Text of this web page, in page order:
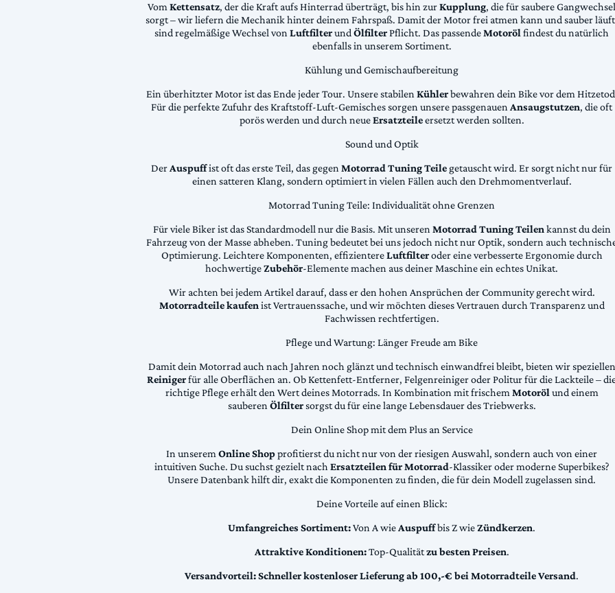
VomKettensatz, der die Kraft aufs Hinterrad überträgt, bis hin zurKupplung, die für saubere Gangwechsel
sorgt – wir liefern die Mechanik hinter deinem Fahrspaß. Damit der Motor frei atmen kann und sauber
sind regelmäßige Wechsel vonLuftfilterundÖlfilterPflicht. Das passendeMotorölfindest du natürlich
ebenfalls in unserem Sortiment.
Kühlung und Gemischaufbereitung
Ein überhitzter Motor ist das Ende jeder Tour. Unsere stabilenKühlerbewahren dein Bike vor dem
Für die perfekte Zufuhr des Kraftstoff-Luft-Gemisches sorgen unsere passgenauenAnsaugstutzen, die oft
porös werden und durch neueErsatzteileersetzt werden sollten.
Sound und Optik
DerAuspuffist oft das erste Teil, das gegenMotorrad Tuning Teile getauscht wird. Er sorgt nicht nur für
einen satteren Klang, sondern optimiert in vielen Fällen auch den Drehmomentverlauf.
Motorrad Tuning Teile: Individualität ohne Grenzen
Für viele Biker ist das Standardmodell nur die Basis. Mit unserenMotorrad Tuning Teilenkannst du dein
Fahrzeug von der Masse abheben. Tuning bedeutet bei uns jedoch nicht nur Optik, sondern auch
Optimierung. Leichtere Komponenten, effizientereLuftfilteroder eine verbesserte Ergonomie durch
hochwertigeZubehör-Elemente machen aus deiner Maschine ein echtes Unikat.
Wir achten bei jedem Artikel darauf, dass er den hohen Ansprüchen der Community gerecht wird.
Motorradteile kaufenist Vertrauenssache, und wir möchten dieses Vertrauen durch Transparenz und
Fachwissen rechtfertigen.
Pflege und Wartung: Länger Freude am Bike
Damit dein Motorrad auch nach Jahren noch glänzt und technisch einwandfrei bleibt, bieten wir speziellen
Reinigerfür alle Oberflächen an. Ob Kettenfett-Entferner, Felgenreiniger oder Politur für die Lackteile –
richtige Pflege erhält den Wert deines Motorrads. In Kombination mit frischemMotorölund einem
sauberenÖlfiltersorgst du für eine lange Lebensdauer des Triebwerks.
Dein Online Shop mit dem Plus an Service
In unseremOnline Shopprofitierst du nicht nur von der riesigen Auswahl, sondern auch von einer
intuitiven Suche. Du suchst gezielt nachErsatzteilen für Motorrad-Klassiker oder moderne Superbikes?
Unsere Datenbank hilft dir, exakt die Komponenten zu finden, die für dein Modell zugelassen sind.
Deine Vorteile auf einen Blick:
Umfangreiches Sortiment:Von A wieAuspuffbis Z wieZündkerzen.
Attraktive Konditionen:Top-Qualitätzu besten Preisen.
Versandvorteil:Schneller kostenloser Lieferung ab 100,-€ bei Motorradteile Versand.